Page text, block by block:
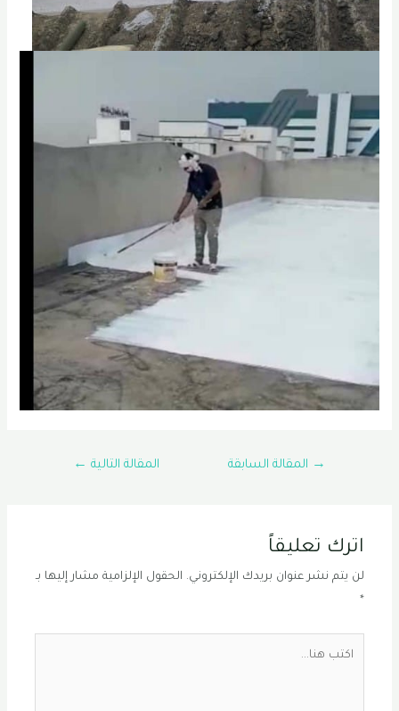
تصفّح→ المقالة السابقة المقالة التالية ←
اترك تعليقاً
لن يتم نشر عنوان بريدك الإلكتروني. الحقول الإلزامية مشار إليها بـ
*